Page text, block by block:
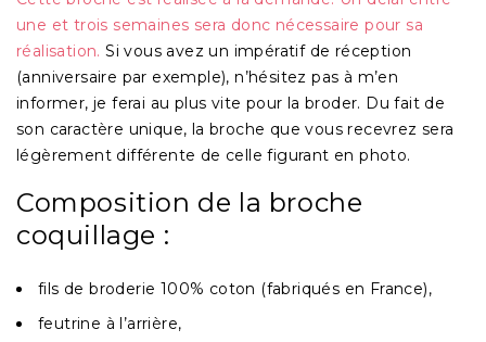
une et trois semaines sera donc nécessaire pour sa
réalisation. Si vous avez un impératif de réception
(anniversaire par exemple), n’hésitez pas à m’en
informer, je ferai au plus vite pour la broder. Du fait de
son caractère unique, la broche que vous recevrez sera
légèrement différente de celle figurant en photo.
Composition de la broche
coquillage :
fils de broderie 100% coton (fabriqués en France),
feutrine à l’arrière,